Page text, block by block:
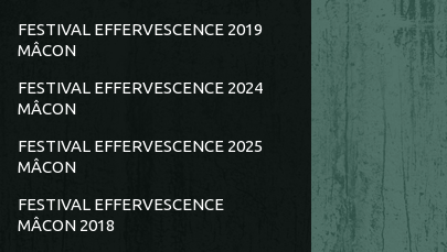
FESTIVAL EFFERVESCENCE 2019
MÂCON
FESTIVAL EFFERVESCENCE 2024
MÂCON
FESTIVAL EFFERVESCENCE 2025
MÂCON
FESTIVAL EFFERVESCENCE
MÂCON 2018